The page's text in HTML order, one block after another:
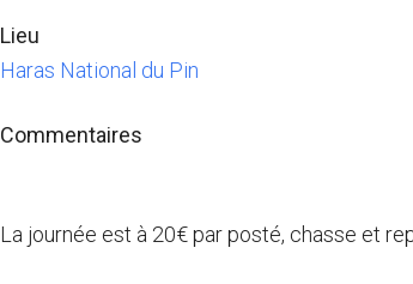
Lieu
Haras National du Pin
Commentaires
La journée est à 20€ par posté, chasse et